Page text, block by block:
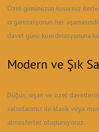
Özel gününüzün kusursuz
organizasyonun her
davet günü koordinasyonuna
Modern ve Şık
Düğün, nişan ve özel
salonlarımız ile klasik veya
atmosferler oluşturuyoruz.